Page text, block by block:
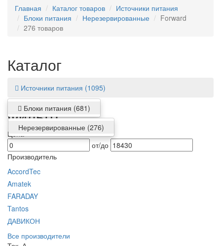
Главная
Каталог товаров
Источники питания
Блоки питания
Нерезервированные
Forward
276 товаров
Каталог
Источники питания (1095)
Блоки питания (681)
Нерезервированные (276)
Фильтр
Цена
от/до
Производитель
AccordTec
Amatek
FARADAY
Tantos
ДАВИКОН
Все производители